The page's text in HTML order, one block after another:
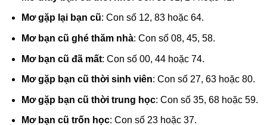
Mơ gặp lại bạn cũ: Con số 12, 83 hoặc 64.
Mơ bạn cũ ghé thăm nhà: Con số 08, 45, 58.
Mơ bạn cũ đã mất: Con số 00, 44 hoặc 74.
Mơ gặp bạn cũ thời sinh viên: Con số 27, 63 hoặc 80.
Mơ gặp bạn cũ thời trung học: Con số 35, 68 hoặc 59.
Mơ bạn cũ trốn học: Con số 23 hoặc 37.